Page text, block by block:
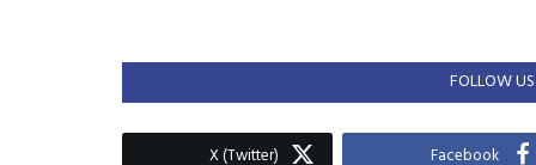
FOLLOW US
Facebook
X (Twitter)